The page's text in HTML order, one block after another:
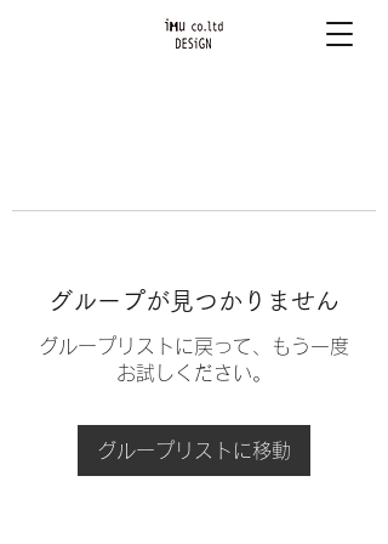
グループが見つかりません
グループリストに戻って、もう一度
お試しください。
グループリストに移動